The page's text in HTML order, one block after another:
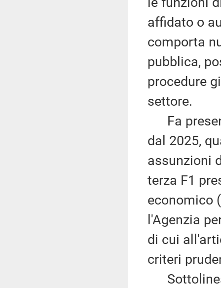
affidato o
comporta
pubblica,
procedure
settore.
Fa
dal 2025,
assunzioni
terza F1
economico
l'Agenzia
di cui
criteri